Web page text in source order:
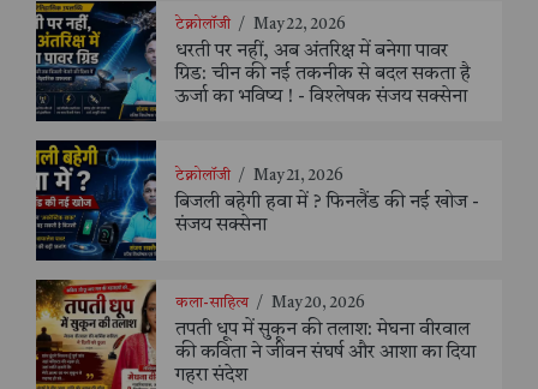
टेक्नोलॉजी / May 22, 2026
धरती पर नहीं, अब अंतरिक्ष में बनेगा पावर
ग्रिड: चीन की नई तकनीक से बदल सकता है
ऊर्जा का भविष्य ! - विश्लेषक संजय सक्सेना
टेक्नोलॉजी / May 21, 2026
बिजली बहेगी हवा में ? फिनलैंड की नई खोज -
संजय सक्सेना
कला-साहित्य / May 20, 2026
तपती धूप में सुकून की तलाश: मेघना वीरवाल
की कविता ने जीवन संघर्ष और आशा का दिया
गहरा संदेश